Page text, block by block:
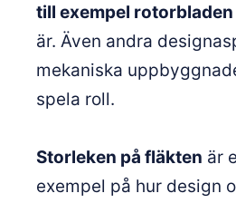
till exempel rotorbladen
är. Även andra
mekaniska
spela roll.
Storleken på fläkten är
exempel på hur design